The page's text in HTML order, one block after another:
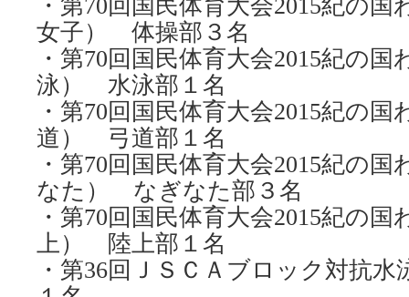
・第70回国民体育大会2015紀の
女子） 体操部３名
・第70回国民体育大会2015紀の
泳） 水泳部１名
・第70回国民体育大会2015紀の
道） 弓道部１名
・第70回国民体育大会2015紀の
なた） なぎなた部３名
・第70回国民体育大会2015紀の
上） 陸上部１名
・第36回ＪＳＣＡブロック対抗